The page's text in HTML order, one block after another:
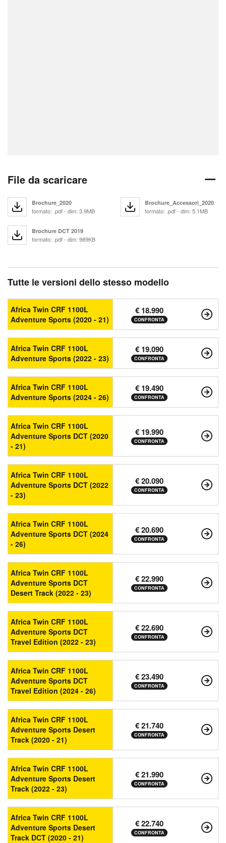
File da scaricare
Brochure_2020
formato: .pdf - dim: 3.9MB
Brochure_Accessori_2020
formato: .pdf - dim: 5.1MB
Brochure DCT 2019
formato: .pdf - dim: 989KB
Tutte le versioni dello stesso modello
Africa Twin CRF 1100L
Adventure Sports (2020 - 21)
€ 18.990
CONFRONTA
Africa Twin CRF 1100L
Adventure Sports (2022 - 23)
€ 19.090
CONFRONTA
Africa Twin CRF 1100L
Adventure Sports (2024 - 26)
€ 19.490
CONFRONTA
Africa Twin CRF 1100L
Adventure Sports DCT (2020
- 21)
€ 19.990
CONFRONTA
Africa Twin CRF 1100L
Adventure Sports DCT (2022
- 23)
€ 20.090
CONFRONTA
Africa Twin CRF 1100L
Adventure Sports DCT (2024
- 26)
€ 20.690
CONFRONTA
Africa Twin CRF 1100L
Adventure Sports DCT
Desert Track (2022 - 23)
€ 22.990
CONFRONTA
Africa Twin CRF 1100L
Adventure Sports DCT
Travel Edition (2022 - 23)
€ 22.690
CONFRONTA
Africa Twin CRF 1100L
Adventure Sports DCT
Travel Edition (2024 - 26)
€ 23.490
CONFRONTA
Africa Twin CRF 1100L
Adventure Sports Desert
Track (2020 - 21)
€ 21.740
CONFRONTA
Africa Twin CRF 1100L
Adventure Sports Desert
Track (2022 - 23)
€ 21.990
CONFRONTA
Africa Twin CRF 1100L
Adventure Sports Desert
Track DCT (2020 - 21)
€ 22.740
CONFRONTA